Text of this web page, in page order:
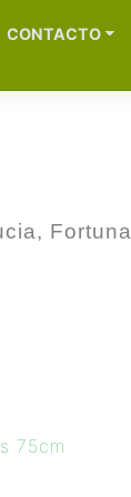
CONTACTO
Fortuna
75cm